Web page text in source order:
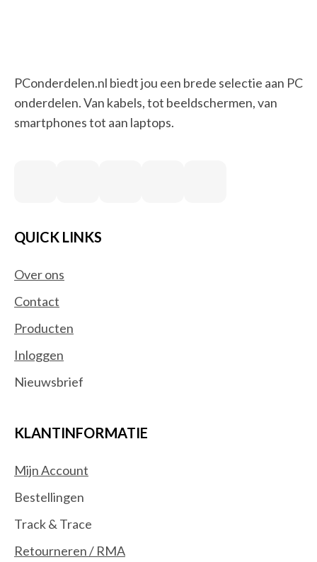
PConderdelen.nl biedt jou een brede selectie aan PC
onderdelen. Van kabels, tot beeldschermen, van
smartphones tot aan laptops.
QUICK LINKS
Over ons
Contact
Producten
Inloggen
Nieuwsbrief
KLANTINFORMATIE
Mijn Account
Bestellingen
Track & Trace
Retourneren / RMA